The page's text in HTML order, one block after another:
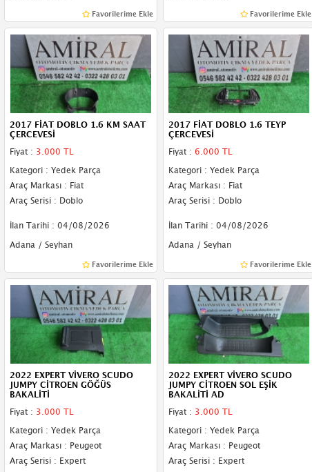
Favorilerime Ekle Favorilerime Ekle
2017 FİAT DOBLO 1.6 KM SAAT
ÇERCEVESİ
Fiyat : 3.000 TL
Kategori : Yedek Parça
Araç Markası : Fiat
Araç Serisi : Doblo
İlan Tarihi : 04/08/2026
Adana / Seyhan
Favorilerime Ekle
2017 FİAT DOBLO 1.6 TEYP
ÇERCEVESİ
Fiyat : 6.000 TL
Kategori : Yedek Parça
Araç Markası : Fiat
Araç Serisi : Doblo
İlan Tarihi : 04/08/2026
Adana / Seyhan
Favorilerime Ekle
2022 EXPERT VİVERO SCUDO
JUMPY CİTROEN GÖĞÜS
BAKALİTİ
Fiyat : 3.000 TL
Kategori : Yedek Parça
Araç Markası : Peugeot
Araç Serisi : Expert
2022 EXPERT VİVERO SCUDO
JUMPY CİTROEN SOL EŞİK
BAKALİTİ AD
Fiyat : 3.000 TL
Kategori : Yedek Parça
Araç Markası : Peugeot
Araç Serisi : Expert